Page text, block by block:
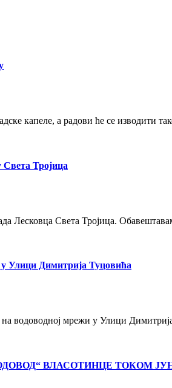
капеле, а радови ће се изводити
Света Тројица
Лесковца Света Тројица.
Улици Димитрија Туцовића
на водоводној мрежи у Улици
ВЛАСОТИНЦЕ ТОКОМ